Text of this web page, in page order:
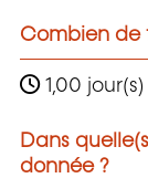
Combien de
1,00 jour(s)
Dans
donnée ?